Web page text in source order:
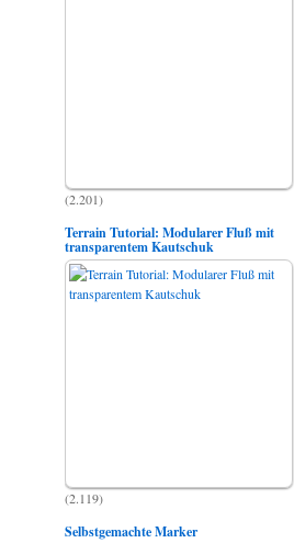
(2.201)
Terrain Tutorial: Modularer Fluß mit
transparentem Kautschuk
(2.119)
Selbstgemachte Marker